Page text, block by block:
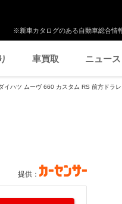
※新車カタログのある自動車総合情
車買取 ニュース
イハツ ムーヴ 660 カスタム RS 前方ド
提供：